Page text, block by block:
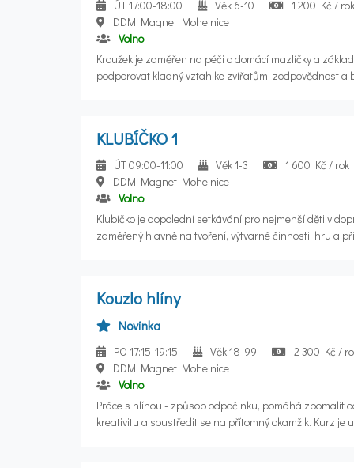
ÚT 17:00-18:00 Věk 6-10
1 200 Kč /
DDM Magnet Mohelnice
Volno
Kroužek je zaměřen na péči o domácí mazlíčky a
podporovat kladný vztah ke zvířatům, zodpovědnost a
KLUBÍČKO 1
ÚT 09:00-11:00 Věk 1-3
1 600 Kč / rok
DDM Magnet Mohelnice
Volno
Klubíčko je dopolední setkávání pro nejmenší děti v
zaměřený hlavně na tvoření, výtvarné činnosti, hru a
a aktivity podporující obratnost, koordinaci a radost z
je dítě v doprovodu rodiče nebo jiné doprovázející
Kouzlo hlíny
Novinka
PO 17:15-19:15 Věk 18-99
2 300 Kč /
DDM Magnet Mohelnice
Volno
Práce s hlínou - způsob odpočinku, pomáhá zpomalit
kreativitu a soustředit se na přítomný okamžik. Kurz je